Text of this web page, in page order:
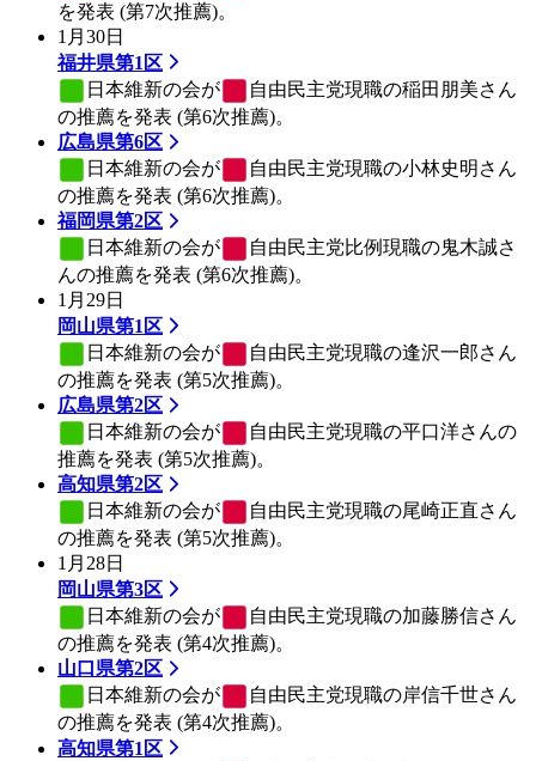
を発表 (第7次推薦)。
1月30日
福井県第1区
日本維新の会が 自由民主党現職の稲田朋美さん
の推薦を発表 (第6次推薦)。
広島県第6区
日本維新の会が 自由民主党現職の小林史明さん
の推薦を発表 (第6次推薦)。
福岡県第2区
日本維新の会が 自由民主党比例現職の鬼木誠さ
んの推薦を発表 (第6次推薦)。
1月29日
岡山県第1区
日本維新の会が 自由民主党現職の逢沢一郎さん
の推薦を発表 (第5次推薦)。
広島県第2区
日本維新の会が 自由民主党現職の平口洋さんの
推薦を発表 (第5次推薦)。
高知県第2区
日本維新の会が 自由民主党現職の尾崎正直さん
の推薦を発表 (第5次推薦)。
1月28日
岡山県第3区
日本維新の会が 自由民主党現職の加藤勝信さん
の推薦を発表 (第4次推薦)。
山口県第2区
日本維新の会が 自由民主党現職の岸信千世さん
の推薦を発表 (第4次推薦)。
高知県第1区